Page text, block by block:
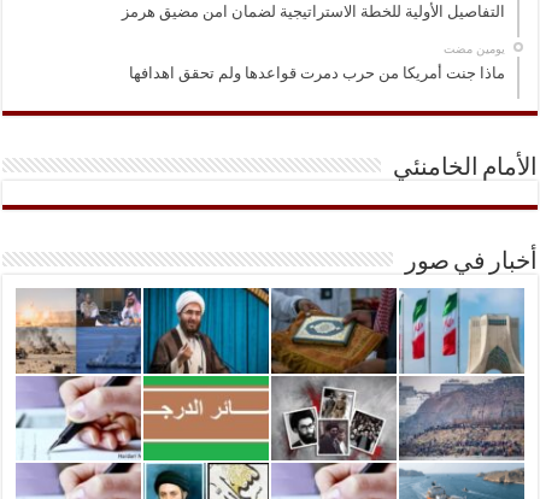
التفاصيل الأولية للخطة الاستراتيجية لضمان امن مضيق هرمز
‏يومين مضت
ماذا جنت أمريكا من حرب دمرت قواعدها ولم تحقق اهدافها
الأمام الخامنئي
أخبار في صور